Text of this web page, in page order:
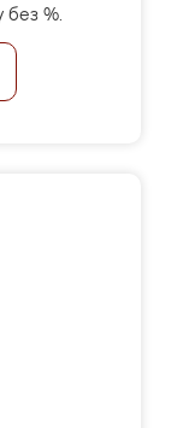
без %.